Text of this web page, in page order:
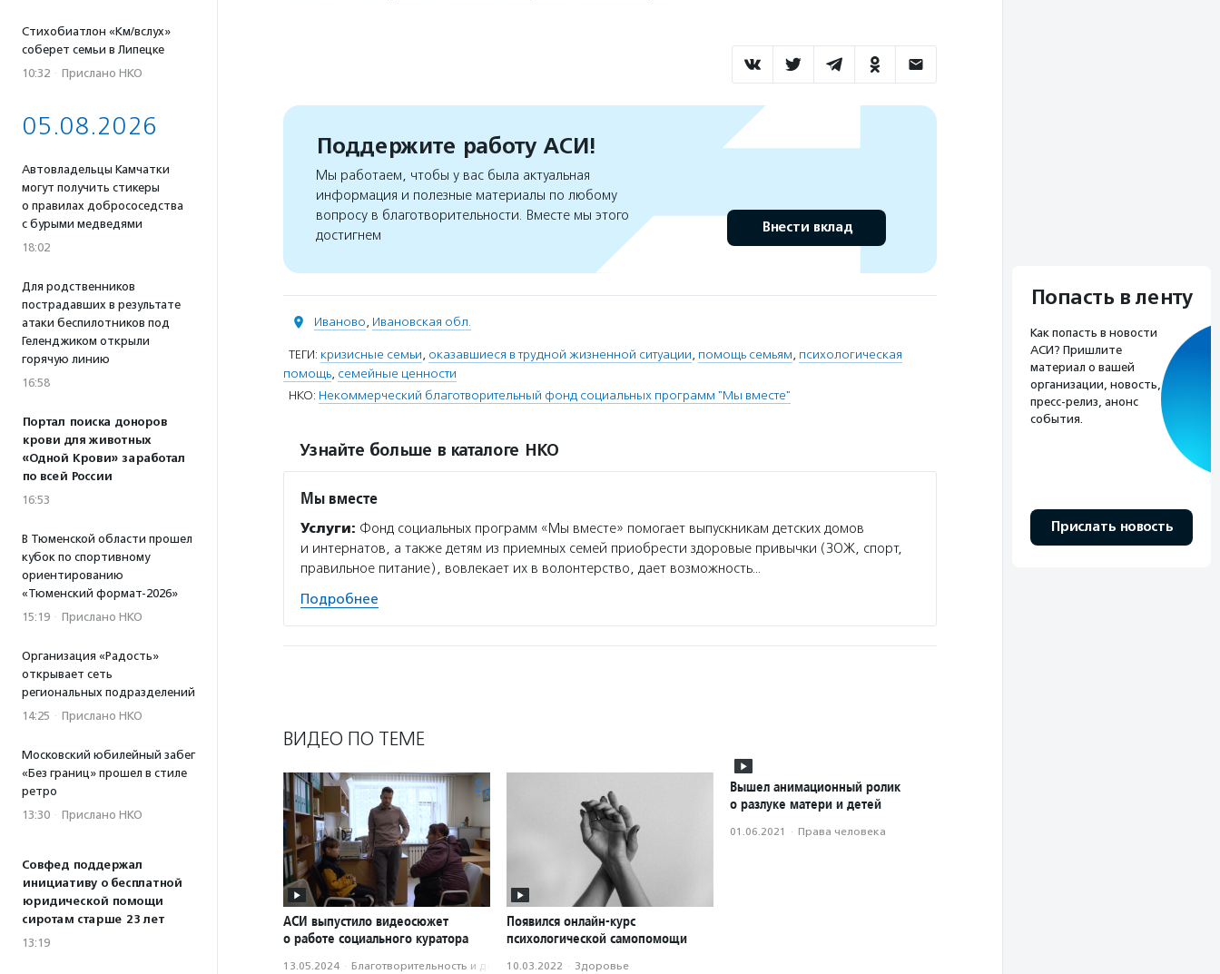
Стихобиатлон «Км/вслух»
соберет семьи в Липецке
10:32 · Прислано НКО
05.08.2026
Автовладельцы Камчатки
могут получить стикеры
о правилах добрососедства
с бурыми медведями
18:02
Для родственников
пострадавших в результате
атаки беспилотников под
Геленджиком открыли
горячую линию
16:58
Портал поиска доноров
крови для животных
«Одной Крови» заработал
по всей России
16:53
В Тюменской области прошел
кубок по спортивному
ориентированию
«Тюменский формат-2026»
15:19 · Прислано НКО
Организация «Радость»
открывает сеть
региональных подразделений
14:25 · Прислано НКО
Московский юбилейный забег
«Без границ» прошел в стиле
ретро
13:30 · Прислано НКО
Совфед поддержал
инициативу о бесплатной
юридической помощи
сиротам старше 23 лет
13:19
Поддержите работу АСИ!
Мы работаем, чтобы у вас была актуальная
информация и полезные материалы по любому
вопросу в благотворительности. Вместе мы этого
достигнем
Внести вклад
Иваново, Ивановская обл.
ТЕГИ: кризисные семьи, оказавшиеся в трудной жизненной ситуации, помощь семьям, психологическая
помощь, семейные ценности
НКО: Некоммерческий благотворительный фонд социальных программ "Мы вместе"
Узнайте больше в каталоге НКО
Мы вместе
Услуги: Фонд социальных программ «Мы вместе» помогает выпускникам детских домов
и интернатов, а также детям из приемных семей приобрести здоровые привычки (ЗОЖ, спорт,
правильное питание), вовлекает их в волонтерство, дает возможность…
Подробнее
ВИДЕО ПО ТЕМЕ
АСИ выпустило видеосюжет
о работе социального куратора
13.05.2024 · Благотвори­тель­ность и доброволь­чест­во
Появился онлайн-курс
психологической самопомощи
10.03.2022 · Здоровье
Вышел анимационный ролик
о разлуке матери и детей
01.06.2021 · Права человека
Попасть в ленту
Как попасть в новости
АСИ? Пришлите
материал о вашей
организации, новость,
пресс-релиз, анонс
события.
Прислать новость